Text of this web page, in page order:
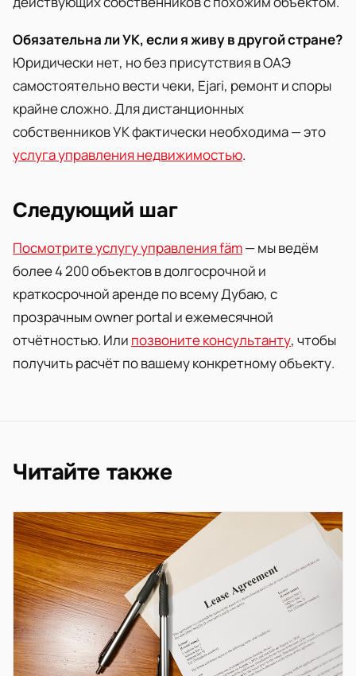
Обязательна ли УК, если я живу в другой стране?
Юридически нет, но без присутствия в ОАЭ
самостоятельно вести чеки, Ejari, ремонт и споры
крайне сложно. Для дистанционных
собственников УК фактически необходима — это
услуга управления недвижимостью.
Следующий шаг
Посмотрите услугу управления fäm— мы ведём
более 4 200 объектов в долгосрочной и
краткосрочной аренде по всему Дубаю, с
прозрачным owner portal и ежемесячной
отчётностью. Или позвоните консультанту, чтобы
получить расчёт по вашему конкретному объекту.
Читайте также